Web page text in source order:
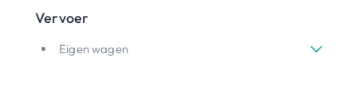
Vervoer
Eigen wagen